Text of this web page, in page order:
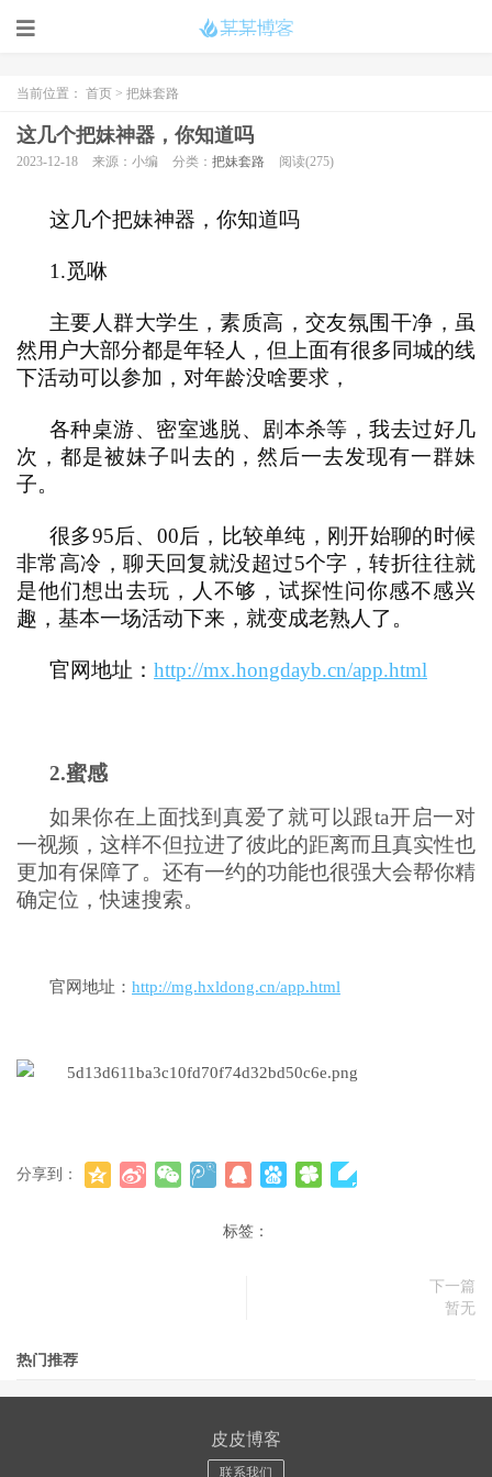
当前位置： 首页 > 把妹套路
这几个把妹神器，你知道吗
2023-12-18 来源：小编 分类： 把妹套路 阅读(275)
这几个把妹神器，你知道吗
1.觅咻
主要人群大学生，素质高，交友氛围干净，虽
然用户大部分都是年轻人，但上面有很多同城的线
下活动可以参加，对年龄没啥要求，
各种桌游、密室逃脱、剧本杀等，我去过好几
次，都是被妹子叫去的，然后一去发现有一群妹
子。
很多95后、00后，比较单纯，刚开始聊的时候
非常高冷，聊天回复就没超过5个字，转折往往就
是他们想出去玩，人不够，试探性问你感不感兴
趣，基本一场活动下来，就变成老熟人了。
官网地址： http://mx.hongdayb.cn/app.html
2.蜜感
如果你在上面找到真爱了就可以跟ta开启一对
一视频，这样不但拉进了彼此的距离而且真实性也
更加有保障了。还有一约的功能也很强大会帮你精
确定位，快速搜索。
官网地址： http://mg.hxldong.cn/app.html
分享到：
标签：
下一篇
暂无
热门推荐
皮皮博客
联系我们